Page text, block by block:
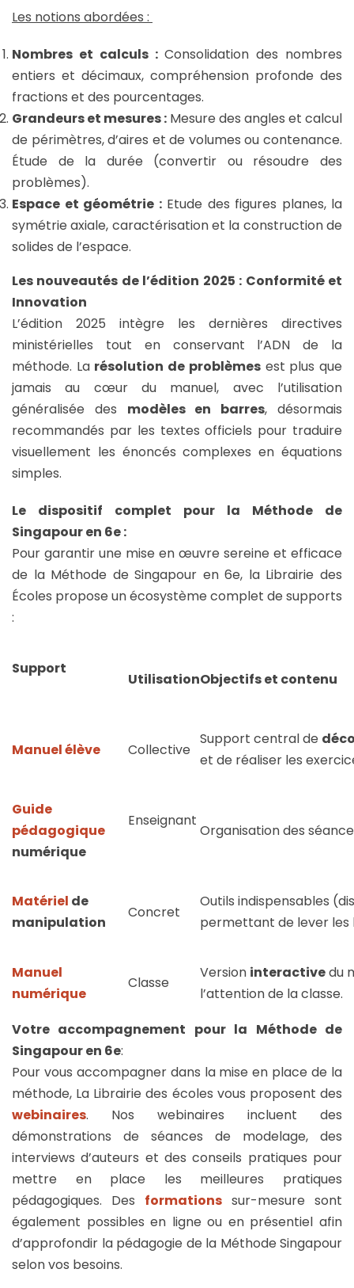
Les notions abordées :
Nombres et calculs :Consolidation des nombres
entiers et décimaux, compréhension profonde des
fractions et des pourcentages.
Grandeurs et mesures : Mesure des angles et calcul
de périmètres, d’aires et de volumes ou contenance.
Étude de la durée (convertir ou résoudre des
problèmes).
Espace et géométrie : Etude des figures planes, la
symétrie axiale, caractérisation et la construction de
solides de l’espace.
Les nouveautés de l’édition 2025 : Conformité et
Innovation
L’édition 2025 intègre les dernières directives
ministérielles tout en conservant l’ADN de la
méthode. La résolution de problèmesest plus que
jamais au cœur du manuel, avec l’utilisation
généralisée des modèles en barres, désormais
recommandés par les textes officiels pour traduire
visuellement les énoncés complexes en équations
simples.
Le dispositif complet pour la Méthode de
Singapour en 6e :
Pour garantir une mise en œuvre sereine et efficace
de la Méthode de Singapour en 6e, la Librairie des
Écoles propose un écosystème complet de supports
:
Support
UtilisationObjectifs et contenu
Manuel élève Collective
Support central de
et de réaliser les
Guide
pédagogique
numérique
Enseignant
Organisation des
Matériel de
manipulation
Concret
Outils indispensables
permettant de lever les
Manuel
numérique
Classe
Version interactivedu
l’attention de la classe.
Votre accompagnement pour la Méthode de
Singapour en 6e:
Pour vous accompagner dans la mise en place de la
méthode, La Librairie des écoles vous proposent des
webinaires. Nos webinaires incluent des
démonstrations de séances de modelage, des
interviews d’auteurs et des conseils pratiques pour
mettre en place les meilleures pratiques
pédagogiques. Des formations sur-mesure sont
également possibles en ligne ou en présentiel afin
d’approfondir la pédagogie de la Méthode Singapour
selon vos besoins.